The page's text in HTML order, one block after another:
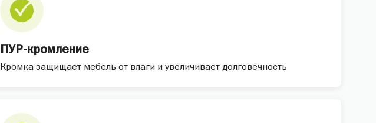
ПУР-кромление
Кромка защищает мебель от влаги и увеличивает долговечность